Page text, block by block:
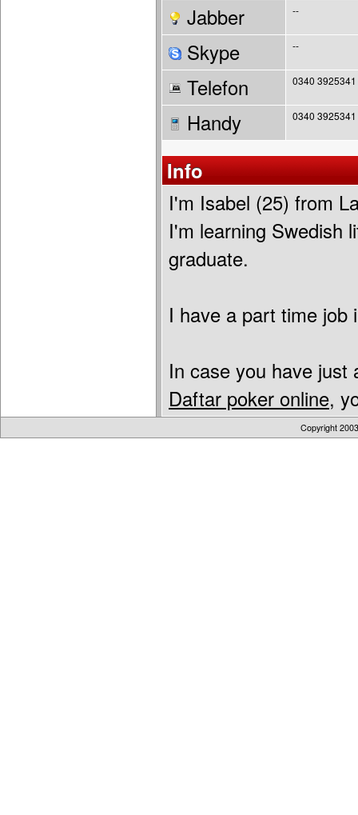
Jabber --
Skype --
Telefon 0340 3925341
Handy 0340 3925341
Info
I'm Isabel (25) from
I'm learning Swedish
graduate.
I have a part time job
In case you have just
Daftar poker online,
Copyright